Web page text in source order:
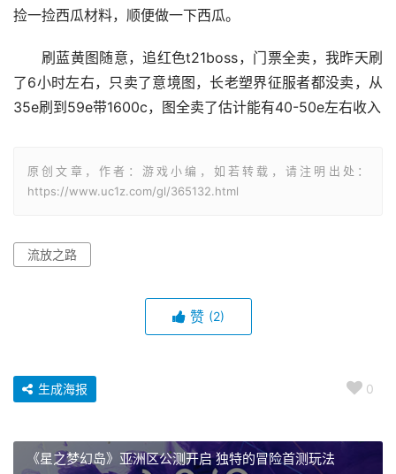
捡一捡西瓜材料，顺便做一下西瓜。
刷蓝黄图随意，追红色t21boss，门票全卖，我昨天刷
了6小时左右，只卖了意境图，长老塑界征服者都没卖，从
35e刷到59e带1600c，图全卖了估计能有40-50e左右收入
原创文章，作者：游戏小编，如若转载，请注明出处：
https://www.uc1z.com/gl/365132.html
流放之路
赞 (2)
0
生成海报
《星之梦幻岛》亚洲区公测开启 独特的冒险首测玩法